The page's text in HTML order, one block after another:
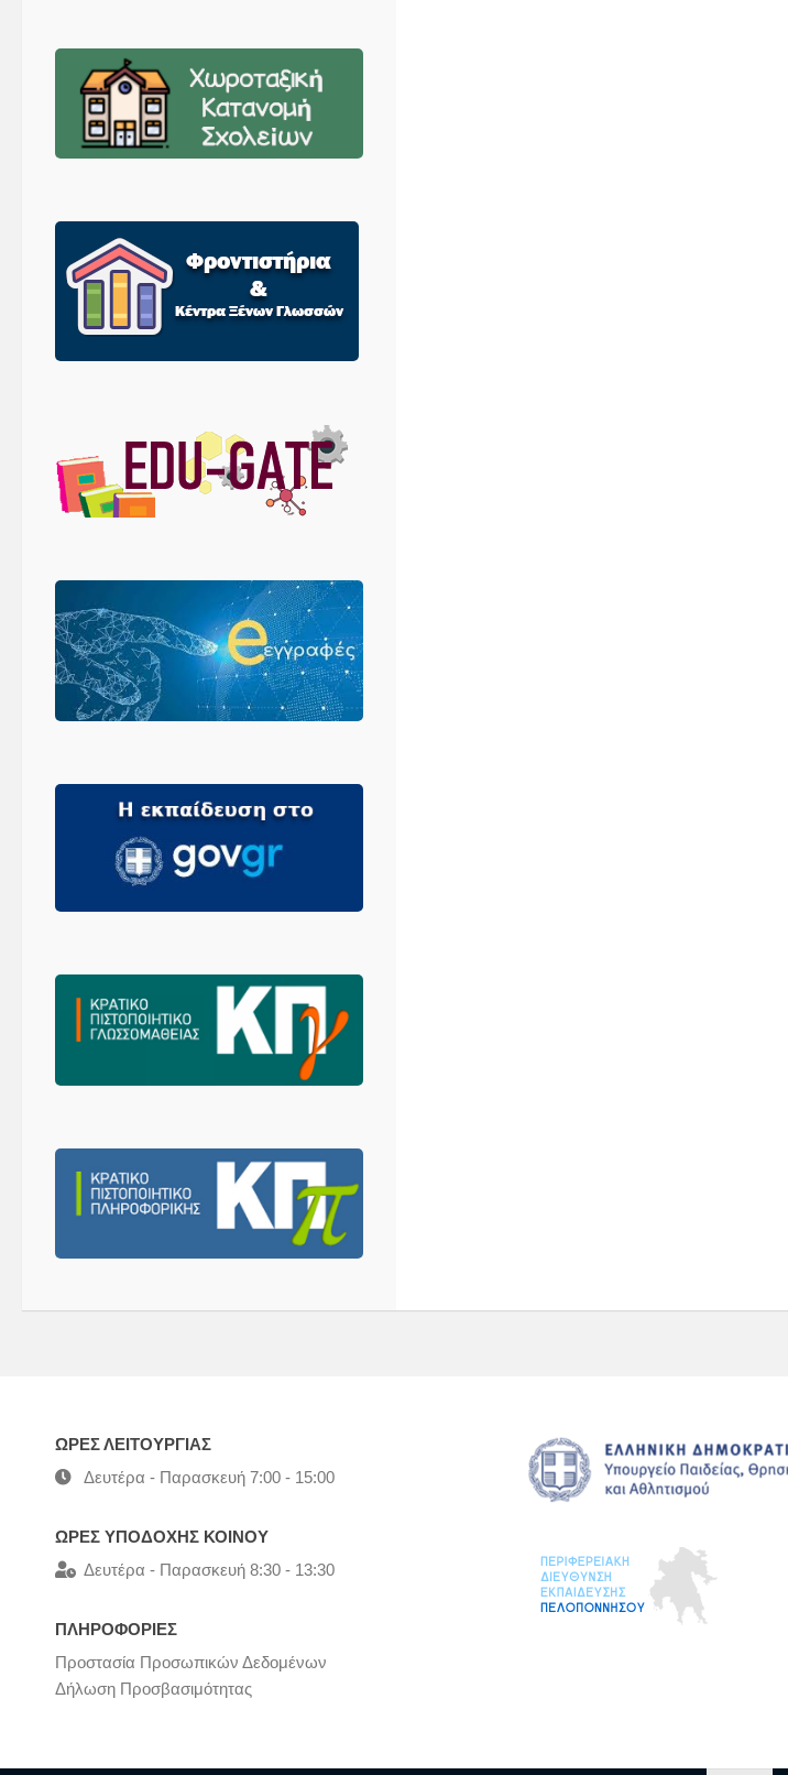
ΩΡΕΣ ΛΕΙΤΟΥΡΓΙΑΣ
Δευτέρα - Παρασκευή 7:00 - 15:00
ΩΡΕΣ ΥΠΟΔΟΧΗΣ ΚΟΙΝΟΥ
Δευτέρα - Παρασκευή 8:30 - 13:30
ΠΛΗΡΟΦΟΡΙΕΣ
Προστασία Προσωπικών Δεδομένων
Δήλωση Προσβασιμότητας